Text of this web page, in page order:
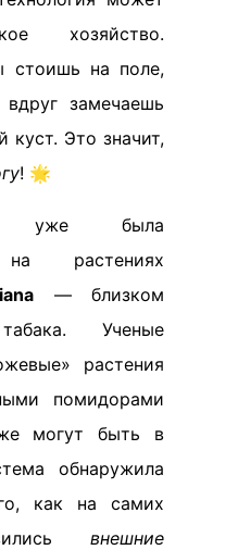
хозяйство.
стоишь на поле,
замечаешь
куст. Это значит,
! 🌟
уже была
на растениях
— близком
Ученые
растения
помидорами
могут быть в
обнаружила
как на самих
внешние